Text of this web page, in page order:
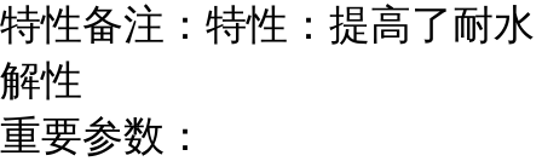
特性备注：特性：提高了耐水
解性
重要参数：